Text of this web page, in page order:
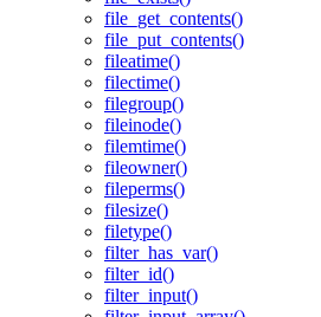
file_get_contents()
file_put_contents()
fileatime()
filectime()
filegroup()
fileinode()
filemtime()
fileowner()
fileperms()
filesize()
filetype()
filter_has_var()
filter_id()
filter_input()